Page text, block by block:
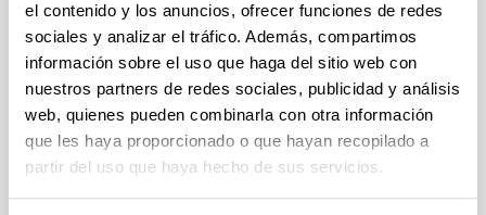
el contenido y los anuncios, ofrecer funciones de redes
sociales y analizar el tráfico. Además, compartimos
información sobre el uso que haga del sitio web con
nuestros partners de redes sociales, publicidad y análisis
web, quienes pueden combinarla con otra información
que les haya proporcionado o que hayan recopilado a
partir del uso que haya hecho de sus servicios.
Departamento de
Filosofía de los Valores y
Antropología Social
Menú
Enlaces de interés
Asociación Vasca de Antropología (ANKULEGI)
Portal de éticas aplicadas Dilemata